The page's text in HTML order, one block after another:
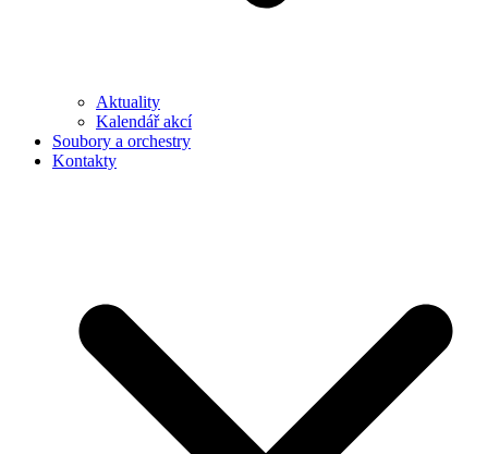
Aktuality
Kalendář akcí
Soubory a orchestry
Kontakty